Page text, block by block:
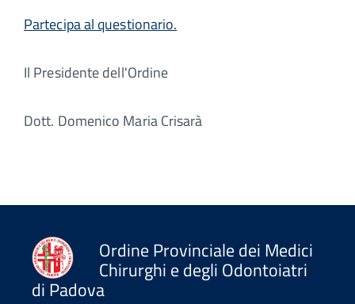
Partecipa al questionario.
Il Presidente dell'Ordine
Dott. Domenico Maria Crisarà
Ordine Provinciale dei Medici
Chirurghi e degli Odontoiatri
di Padova